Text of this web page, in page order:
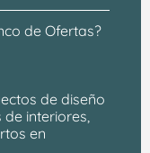
de Ofertas?
de diseño
interiores,
en